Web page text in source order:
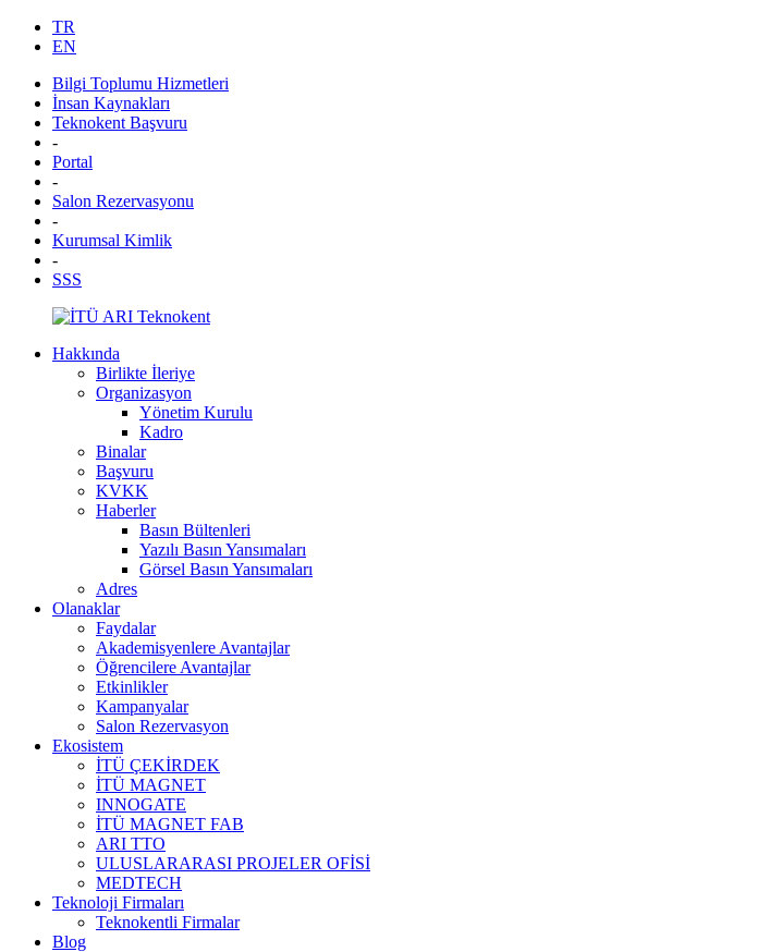
TR
EN
Bilgi Toplumu Hizmetleri
İnsan Kaynakları
Teknokent Başvuru
-
Portal
-
Salon Rezervasyonu
-
Kurumsal Kimlik
-
SSS
Hakkında
Birlikte İleriye
Organizasyon
Yönetim Kurulu
Kadro
Binalar
Başvuru
KVKK
Haberler
Basın Bültenleri
Yazılı Basın Yansımaları
Görsel Basın Yansımaları
Adres
Olanaklar
Faydalar
Akademisyenlere Avantajlar
Öğrencilere Avantajlar
Etkinlikler
Kampanyalar
Salon Rezervasyon
Ekosistem
İTÜ ÇEKİRDEK
İTÜ MAGNET
INNOGATE
İTÜ MAGNET FAB
ARI TTO
ULUSLARARASI PROJELER OFİSİ
MEDTECH
Teknoloji Firmaları
Teknokentli Firmalar
Blog